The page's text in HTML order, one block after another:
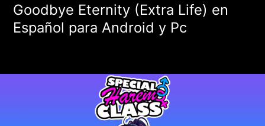
Goodbye Eternity (Extra Life) en
Español para Android y Pc